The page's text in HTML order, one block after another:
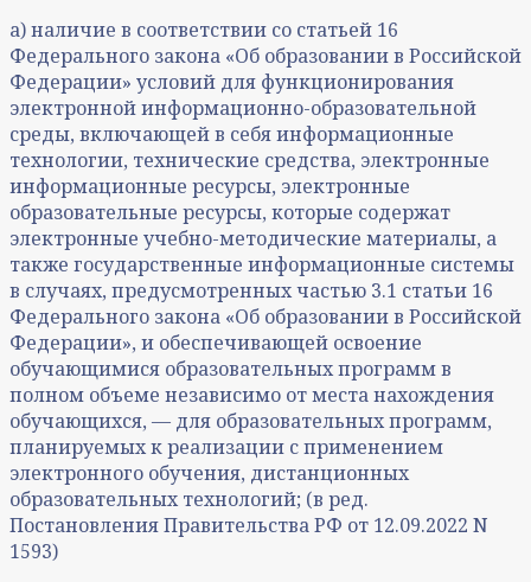
а) наличие в соответствии со статьей 16
Федерального закона «Об образовании в Российской
Федерации» условий для функционирования
электронной информационно-образовательной
среды, включающей в себя информационные
технологии, технические средства, электронные
информационные ресурсы, электронные
образовательные ресурсы, которые содержат
электронные учебно-методические материалы, а
также государственные информационные системы
в случаях, предусмотренных частью 3.1 статьи 16
Федерального закона «Об образовании в Российской
Федерации», и обеспечивающей освоение
обучающимися образовательных программ в
полном объеме независимо от места нахождения
обучающихся, — для образовательных программ,
планируемых к реализации с применением
электронного обучения, дистанционных
образовательных технологий; (в ред.
Постановления Правительства РФ от 12.09.2022 N
1593)